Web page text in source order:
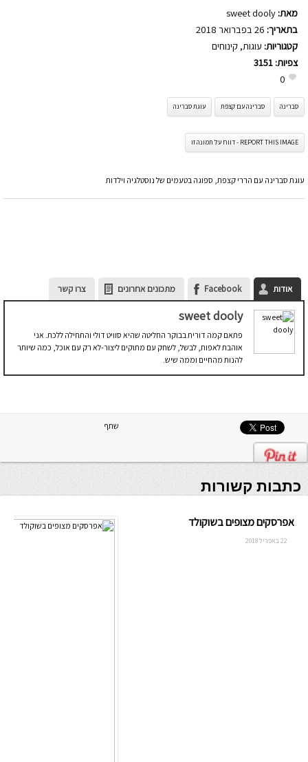
מאת: sweet dooly
בתאריך:
קטגוריות: עוגות, קינוחים
צפיות: 3151
0
סברינה סברינה עם קצפת עוגת סברינה
REPORT THIS IMAGE - דווח על תמונה זו
עוגת סברינה עם הררי קצפת, ספוגה בטעמים של נוסטלגיה וילדות
אודות Facebook מתכונים אחרונים צרו קשר
sweet dooly
פתאם קמה דורית בבוקר החליטה שהיא סוויט דולי והתחילה ללכת. אני
אוהבת לאפות, לבשל, לשחק עם מתוקים ליצור-לא רק עם אוכל, כמה שיותר
להנות מהחיים וממה שיש.
שתף
כתבות קשורות
אפרסקים מצופים בשוקולד
22 באפריל 2018